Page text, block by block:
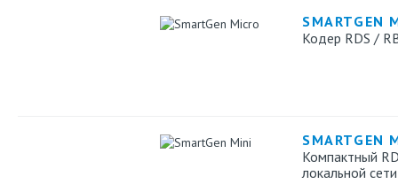
SMARTGEN
Кодер RDS /
SMARTGEN
Компактный
локальной